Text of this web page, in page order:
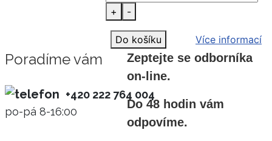
+ -
Do košíku Více informací
Poradíme vám
+420 222 764 004
po-pá 8-16:00
Zeptejte se odborníka
on-line.
Do 48 hodin vám
odpovíme.